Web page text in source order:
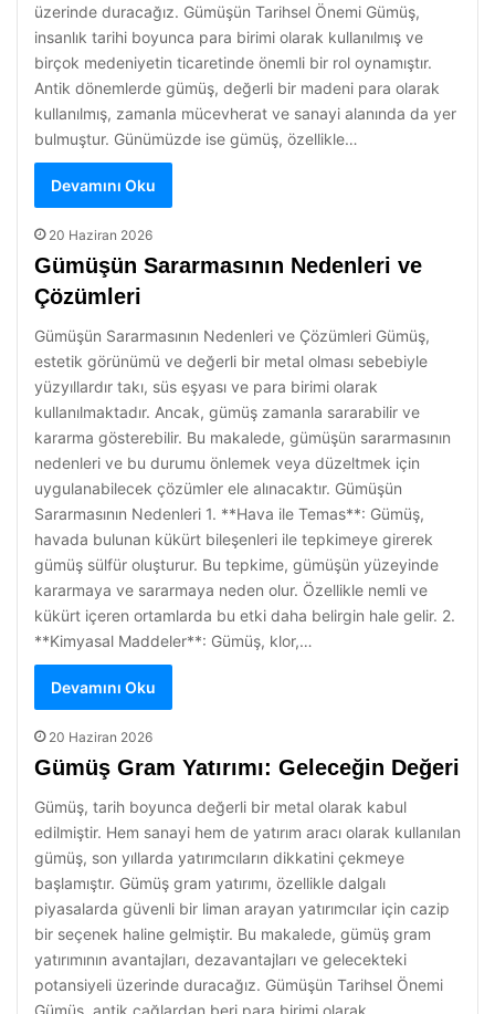
üzerinde duracağız. Gümüşün Tarihsel Önemi Gümüş,
insanlık tarihi boyunca para birimi olarak kullanılmış ve
birçok medeniyetin ticaretinde önemli bir rol oynamıştır.
Antik dönemlerde gümüş, değerli bir madeni para olarak
kullanılmış, zamanla mücevherat ve sanayi alanında da yer
bulmuştur. Günümüzde ise gümüş, özellikle…
Devamını Oku
20 Haziran 2026
Gümüşün Sararmasının Nedenleri ve
Çözümleri
Gümüşün Sararmasının Nedenleri ve Çözümleri Gümüş,
estetik görünümü ve değerli bir metal olması sebebiyle
yüzyıllardır takı, süs eşyası ve para birimi olarak
kullanılmaktadır. Ancak, gümüş zamanla sararabilir ve
kararma gösterebilir. Bu makalede, gümüşün sararmasının
nedenleri ve bu durumu önlemek veya düzeltmek için
uygulanabilecek çözümler ele alınacaktır. Gümüşün
Sararmasının Nedenleri 1. **Hava ile Temas**: Gümüş,
havada bulunan kükürt bileşenleri ile tepkimeye girerek
gümüş sülfür oluşturur. Bu tepkime, gümüşün yüzeyinde
kararmaya ve sararmaya neden olur. Özellikle nemli ve
kükürt içeren ortamlarda bu etki daha belirgin hale gelir. 2.
**Kimyasal Maddeler**: Gümüş, klor,…
Devamını Oku
20 Haziran 2026
Gümüş Gram Yatırımı: Geleceğin Değeri
Gümüş, tarih boyunca değerli bir metal olarak kabul
edilmiştir. Hem sanayi hem de yatırım aracı olarak kullanılan
gümüş, son yıllarda yatırımcıların dikkatini çekmeye
başlamıştır. Gümüş gram yatırımı, özellikle dalgalı
piyasalarda güvenli bir liman arayan yatırımcılar için cazip
bir seçenek haline gelmiştir. Bu makalede, gümüş gram
yatırımının avantajları, dezavantajları ve gelecekteki
potansiyeli üzerinde duracağız. Gümüşün Tarihsel Önemi
Gümüş, antik çağlardan beri para birimi olarak